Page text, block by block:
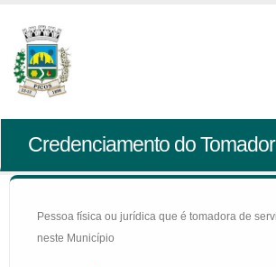
Credenciamento do
Pessoa física ou jurídica que é tomadora de
neste Município